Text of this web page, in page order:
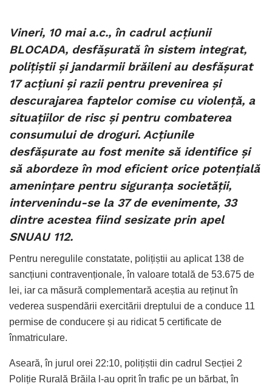
Vineri, 10 mai a.c., în cadrul acțiunii
BLOCADA, desfășurată în sistem integrat,
polițiștii și jandarmii brăileni au desfășurat
17 acțiuni și razii pentru prevenirea și
descurajarea faptelor comise cu violență, a
situațiilor de risc și pentru combaterea
consumului de droguri. Acțiunile
desfășurate au fost menite să identifice și
să abordeze în mod eficient orice potențială
amenințare pentru siguranța societății,
intervenindu-se la 37 de evenimente, 33
dintre acestea fiind sesizate prin apel
SNUAU 112.
Pentru neregulile constatate, polițiștii au aplicat 138 de
sancțiuni contravenționale, în valoare totală de 53.675 de
lei, iar ca măsură complementară aceștia au reținut în
vederea suspendării exercitării dreptului de a conduce 11
permise de conducere și au ridicat 5 certificate de
înmatriculare.
Aseară, în jurul orei 22:10, polițiștii din cadrul Secției 2
Poliție Rurală Brăila l-au oprit în trafic pe un bărbat, în